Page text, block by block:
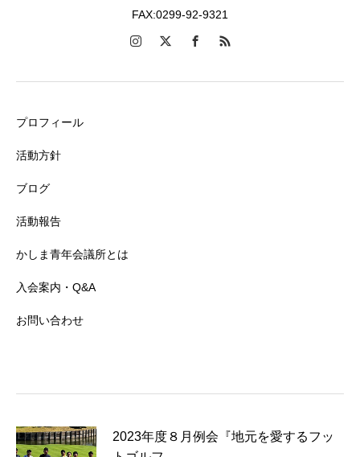
FAX:0299-92-9321
プロフィール
活動方針
ブログ
活動報告
かしま青年会議所とは
入会案内・Q&A
お問い合わせ
2023年度８月例会『地元を愛するフッ